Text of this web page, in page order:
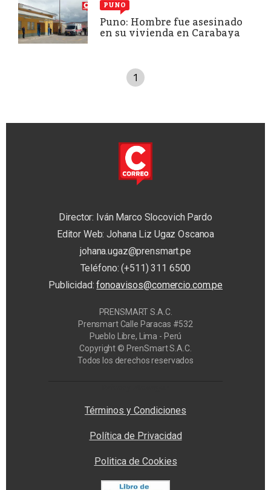
PUNO
Puno: Hombre fue asesinado
en su vivienda en Carabaya
1
Director: Iván Marco Slocovich Pardo
Editor Web: Johana Liz Ugaz Oscanoa
johana.ugaz@prensmart.pe
Teléfono: (+511) 311 6500
Publicidad:fonoavisos@comercio.com.pe
PRENSMART S.A.C.
Prensmart Calle Paracas #532
Pueblo Libre, Lima - Perú
Copyright © PrenSmart S.A.C.
Todos los derechos reservados
Términos y Condiciones
Política de Privacidad
Politica de Cookies